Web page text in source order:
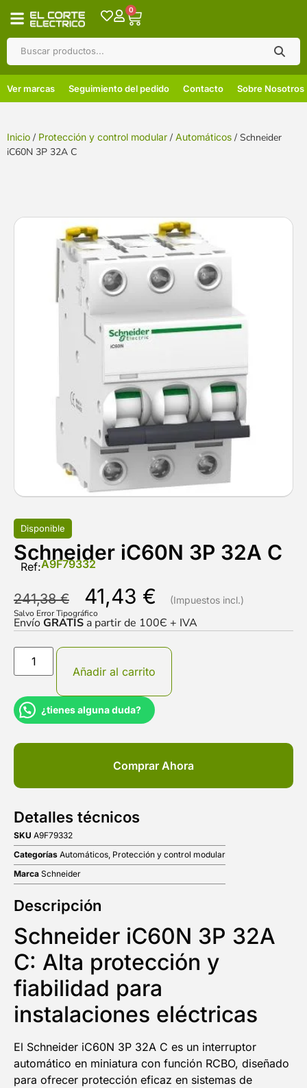
0
Ver marcas Seguimiento del pedido Contacto Sobre Nosotros
Inicio / Protección y control modular / Automáticos / Schneider
iC60N 3P 32A C
Disponible
Schneider iC60N 3P 32A C
Ref:A9F79332
241,38€ 41,43 €
Salvo Error Tipográfico
EnvíoGRATIS a partir de 100Є + IVA
Añadir al carrito
¿tienes alguna duda?
Comprar Ahora
Detalles técnicos
SKU A9F79332
Categorías Automáticos, Protección y control modular
Marca Schneider
Descripción
Schneider iC60N 3P 32A
C: Alta protección y
fiabilidad para
instalaciones eléctricas
El Schneider iC60N 3P 32A C es un interruptor
automático en miniatura con función RCBO, diseñado
para ofrecer protección eficaz en sistemas de